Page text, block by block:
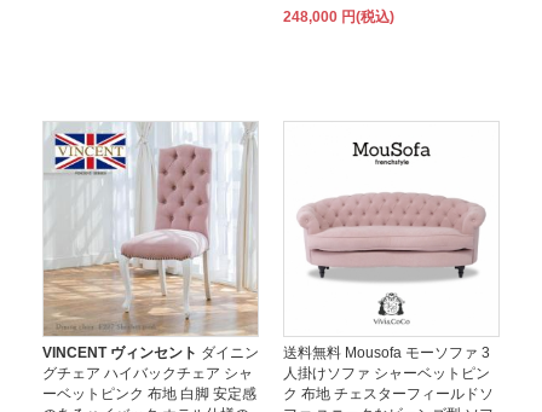
248,000 円(税込)
VINCENT ヴィンセント ダイニン
グチェア ハイバックチェア シャ
ーベットピンク 布地 白脚 安定感
送料無料 Mousofa モーソファ 3
人掛けソファ シャーベットピン
ク 布地 チェスターフィールドソ